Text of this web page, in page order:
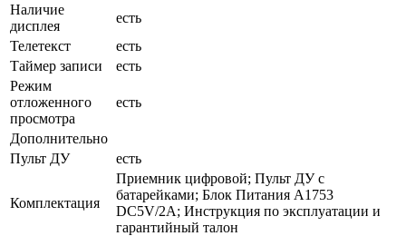
Наличие
дисплея
есть
Телетекст
есть
Таймер записи
есть
Режим
отложенного
просмотра
есть
Дополнительно
Пульт ДУ
есть
Комплектация
Приемник цифровой; Пульт ДУ с
батарейками; Блок Питания A1753
DC5V/2А; Инструкция по эксплуатации и
гарантийный талон